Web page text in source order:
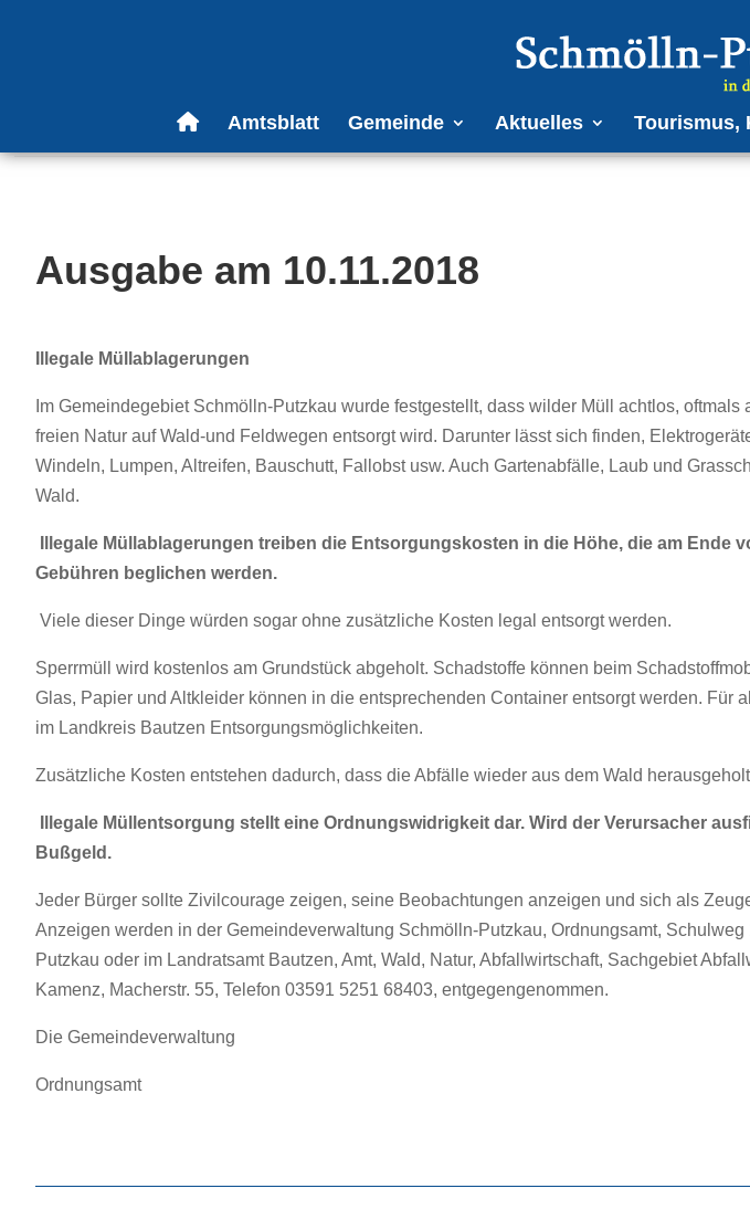
Amtsblatt Gemeinde Aktuelles Tourismus,
Ausgabe am 10.11.2018
Illegale Müllablagerungen
Im Gemeindegebiet Schmölln-Putzkau wurde festgestellt, dass wilder Müll achtlos, oftmals
freien Natur auf Wald-und Feldwegen entsorgt wird. Darunter lässt sich finden,
Windeln, Lumpen, Altreifen, Bauschutt, Fallobst usw. Auch Gartenabfälle, Laub und
Wald.
Illegale Müllablagerungen treiben die Entsorgungskosten in die Höhe, die am Ende
Gebühren beglichen werden.
Viele dieser Dinge würden sogar ohne zusätzliche Kosten legal entsorgt werden.
Sperrmüll wird kostenlos am Grundstück abgeholt. Schadstoffe können beim
Glas, Papier und Altkleider können in die entsprechenden Container entsorgt werden. Für
im Landkreis Bautzen Entsorgungsmöglichkeiten.
Zusätzliche Kosten entstehen dadurch, dass die Abfälle wieder aus dem Wald
Illegale Müllentsorgung stellt eine Ordnungswidrigkeit dar. Wird der Verursacher
Bußgeld.
Jeder Bürger sollte Zivilcourage zeigen, seine Beobachtungen anzeigen und sich als
Anzeigen werden in der Gemeindeverwaltung Schmölln-Putzkau, Ordnungsamt,
Putzkau oder im Landratsamt Bautzen, Amt, Wald, Natur, Abfallwirtschaft, Sachgebiet
Kamenz, Macherstr. 55, Telefon 03591 5251 68403, entgegengenommen.
Die Gemeindeverwaltung
Ordnungsamt